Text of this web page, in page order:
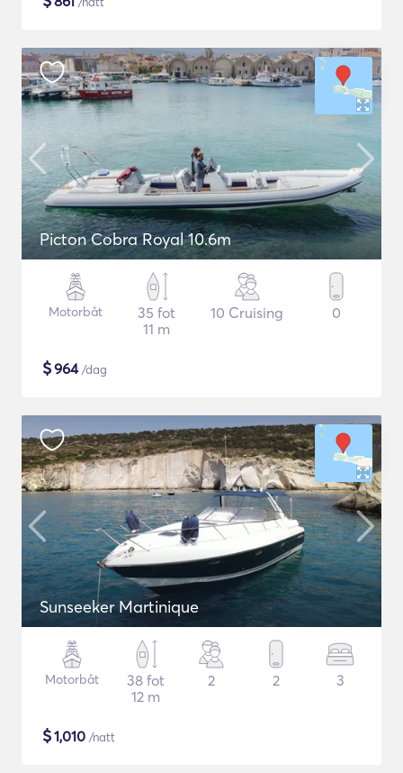
Picton Cobra Royal 10.6m
Motorbåt
35 fot
11 m
10 Cruising 0
$964/dag
Sunseeker Martinique
Motorbåt
38 fot
12 m
2 2 3
$1,010 /natt